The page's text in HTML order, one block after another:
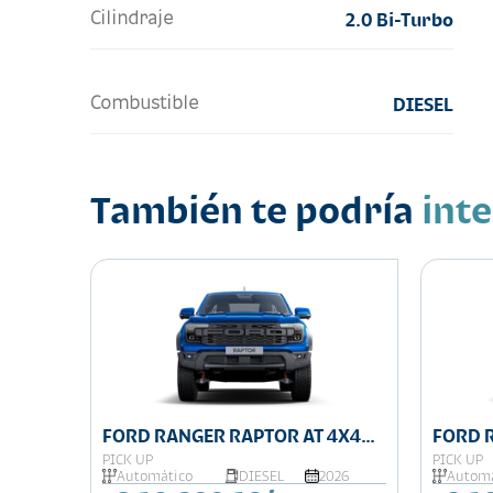
Cilindraje 2.0 Bi-Turbo
Combustible DIESEL
También te podría
FORD RANGER RAPTOR AT 4X4
DIESEL
PICK UP
Automático
DIESEL 2026
FORD
4X4
PICK UP